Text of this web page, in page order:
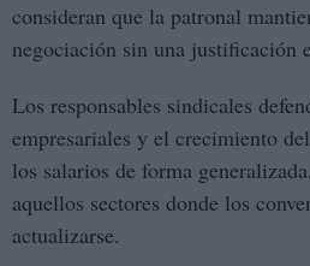
consideran que la patronal
negociación sin una justificación
Los responsables sindicales
empresariales y el crecimiento
los salarios de forma
aquellos sectores donde los
actualizarse.